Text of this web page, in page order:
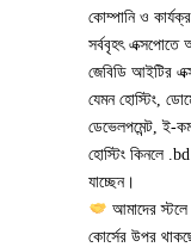
কোম্পানি ও
সর্ববৃহৎ এক্সপোতে
জেবিডি আইটির
যেমন হোস্টিং,
ডেভেলপমেন্ট, ই-
হোস্টিং কিনলে
যাচ্ছেন।
আমাদের
কোর্সের উপর